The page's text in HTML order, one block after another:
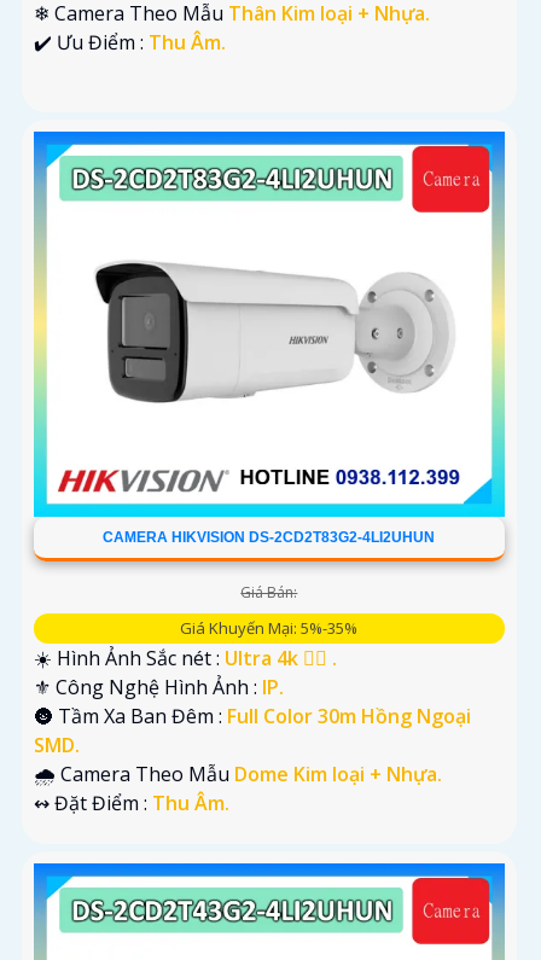
❄ Camera Theo Mẫu Thân Kim loại + Nhựa.
️✔️ Ưu Điểm : Thu Âm.
CAMERA HIKVISION DS-2CD2T83G2-4LI2UHUN
Giá Bán:
Giá Khuyến Mại: 5%-35%
☀️ Hình Ảnh Sắc nét : Ultra 4k 👍🏾 .
⚜️ Công Nghệ Hình Ảnh : IP.
🌚 Tầm Xa Ban Đêm : Full Color 30m Hồng Ngoại
SMD.
🌧️ Camera Theo Mẫu Dome Kim loại + Nhựa.
️↭ Đặt Điểm : Thu Âm.